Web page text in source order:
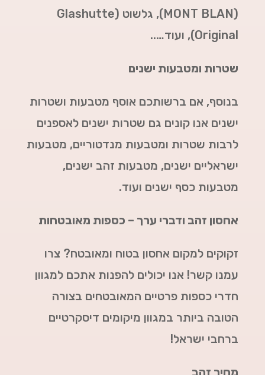
(
MONT BLAN
),
גלשוט (Glashutte
Original),
ועוד…..
שטרות ומטבעות ישנים
בנוסף, אם ברשותכם אוסף מטבעות ושטרות
ישנים אנו קונים גם שטרות ישנים לאספנים
לרבות שטרות ומטבעות מנדטוריים, מטבעות
ישראליים ישנים, מטבעות זהב ישנים,
מטבעות כסף ישנים ועוד.
אחסון זהב ודברי ערך – כספות מאובטחות
זקוקים למקום אחסון בטוח ומאובטח? צרו
עמנו קשר! אנו יכולים להפנות אתכם למגוון
חדרי כספות פרטיים המאובטחים בצורה
הטובה ביותר במגוון מיקומים דיסקרטיים
ברחבי ישראל!
מחיר זהב